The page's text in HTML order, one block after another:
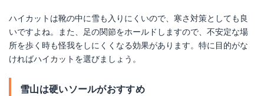
ハイカットは靴の中に雪も入りにくいので、寒さ対策としても良
いですよね。また、足の関節をホールドしますので、不安定な場
所を歩く時も怪我をしにくくなる効果があります。特に目的がな
ければハイカットを選びましょう。
雪山は硬いソールがおすすめ